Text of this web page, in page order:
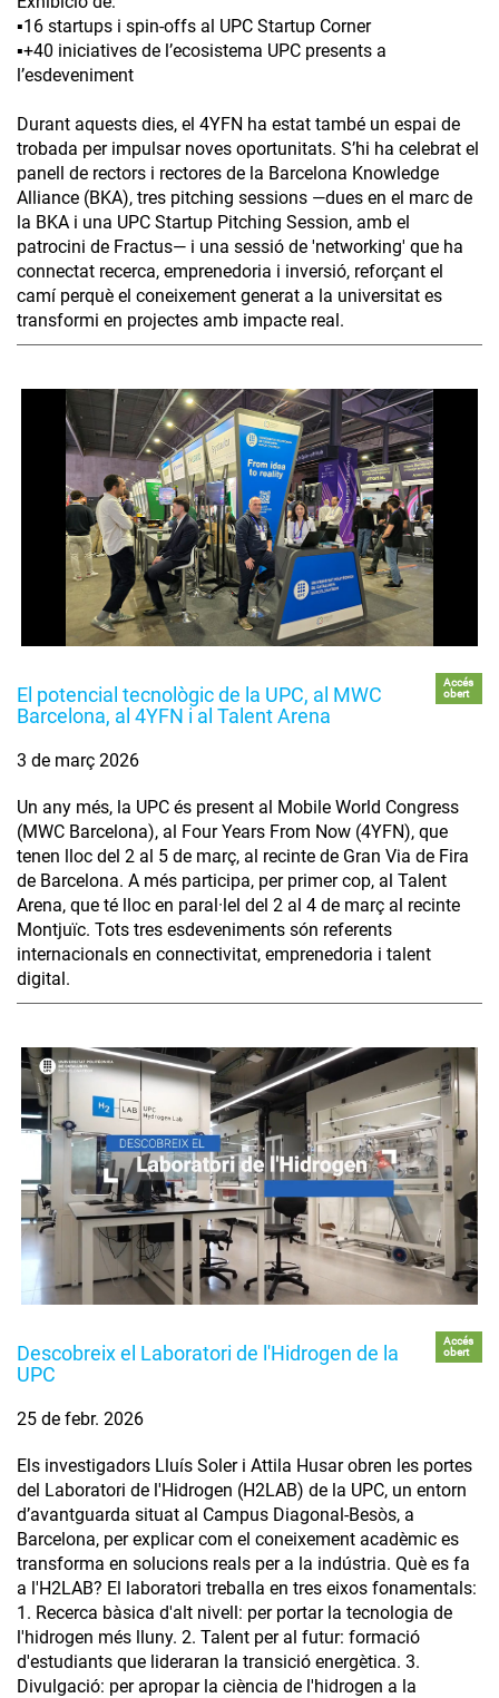
▪️16 startups i spin-offs al UPC Startup Corner
▪️+40 iniciatives de l’ecosistema UPC presents a
l’esdeveniment
Durant aquests dies, el 4YFN ha estat també un espai de
trobada per impulsar noves oportunitats. S’hi ha celebrat el
panell de rectors i rectores de la Barcelona Knowledge
Alliance (BKA), tres pitching sessions —dues en el marc de
la BKA i una UPC Startup Pitching Session, amb el
patrocini de Fractus— i una sessió de 'networking' que ha
connectat recerca, emprenedoria i inversió, reforçant el
camí perquè el coneixement generat a la universitat es
transformi en projectes amb impacte real.
El potencial tecnològic de la UPC, al MWC
Barcelona, al 4YFN i al Talent Arena
Accés
obert
3 de març 2026
Un any més, la UPC és present al Mobile World Congress
(MWC Barcelona), al Four Years From Now (4YFN), que
tenen lloc del 2 al 5 de març, al recinte de Gran Via de Fira
de Barcelona. A més participa, per primer cop, al Talent
Arena, que té lloc en paral·lel del 2 al 4 de març al recinte
Montjuïc. Tots tres esdeveniments són referents
internacionals en connectivitat, emprenedoria i talent
digital.
Descobreix el Laboratori de l'Hidrogen de la
UPC
Accés
obert
25 de febr. 2026
Els investigadors Lluís Soler i Attila Husar obren les portes
del Laboratori de l'Hidrogen (H2LAB) de la UPC, un entorn
d’avantguarda situat al Campus Diagonal-Besòs, a
Barcelona, per explicar com el coneixement acadèmic es
transforma en solucions reals per a la indústria. Què es fa
a l'H2LAB? El laboratori treballa en tres eixos fonamentals:
1. Recerca bàsica d'alt nivell: per portar la tecnologia de
l'hidrogen més lluny. 2. Talent per al futur: formació
d'estudiants que lideraran la transició energètica. 3.
Divulgació: per apropar la ciència de l'hidrogen a la